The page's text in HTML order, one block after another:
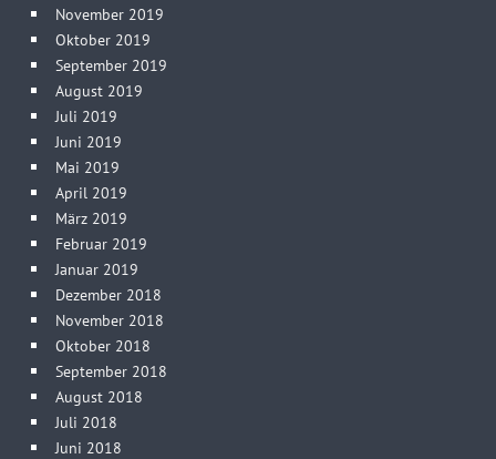
November 2019
Oktober 2019
September 2019
August 2019
Juli 2019
Juni 2019
Mai 2019
April 2019
März 2019
Februar 2019
Januar 2019
Dezember 2018
November 2018
Oktober 2018
September 2018
August 2018
Juli 2018
Juni 2018